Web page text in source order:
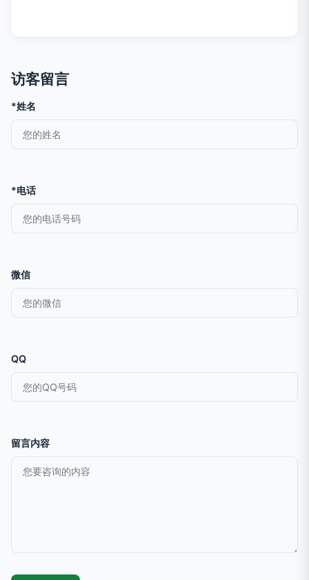
访客留言
*姓名
*电话
微信
QQ
留言内容